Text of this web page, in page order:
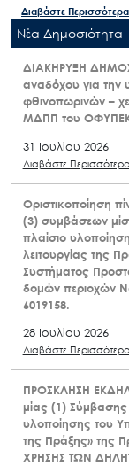
Διαβάστε Περισσότερα
Nέα Δημοσιότητα
ΔΙΑΚΗΡΥΞΗ
αναδόχου για την
φθινοπωρινών –
ΜΔΠΠ του
31 Ιουλίου 2026
Διαβάστε Περισσότερα
Οριστικοποίηση
(3) συμβάσεων
πλαίσιο
λειτουργίας της
Συστήματος
δομών περιοχών
6019158.
28 Ιουλίου 2026
Διαβάστε Περισσότερα
ΠΡΟΣΚΛΗΣΗ
μίας (1)
υλοποίησης του
της Πράξης» της
ΧΡΗΣΗΣ ΤΩΝ